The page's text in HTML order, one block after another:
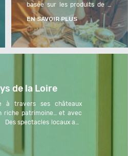
basée sur les produits de la
mer, notamment les huîtres,
les moules et les poissons.
Grâce à vos Chèques-
Vacances, découvrez ces
EN SAVOIR PLUS
de la Loire
à travers ses châteaux
riche patrimoine… et avec
Des spectacles locaux aux